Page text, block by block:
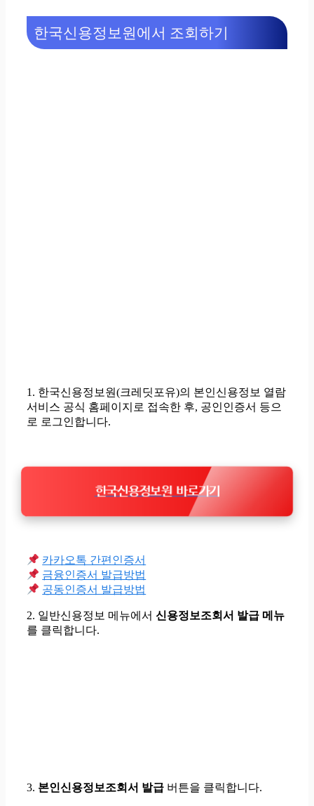
한국신용정보원에서 조회하기
1. 한국신용정보원(크레딧포유)의 본인신용정보 열람
서비스 공식 홈페이지로 접속한 후, 공인인증서 등으
로 로그인합니다.
한국신용정보원 바로가기
카카오톡 간편인증서
금융인증서 발급방법
공동인증서 발급방법
2. 일반신용정보 메뉴에서 신용정보조회서 발급 메뉴
를 클릭합니다.
3. 본인신용정보조회서 발급 버튼을 클릭합니다.